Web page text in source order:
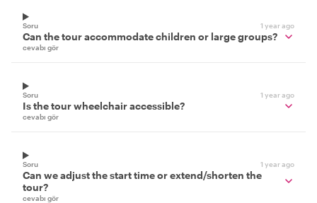
Soru 1 year ago
Can the tour accommodate children or large groups?
cevabı gör
Soru 1 year ago
Is the tour wheelchair accessible?
cevabı gör
Soru 1 year ago
Can we adjust the start time or extend/shorten the
tour?
cevabı gör